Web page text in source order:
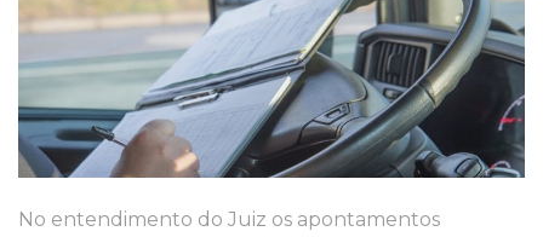
No entendimento do Juiz os apontamentos